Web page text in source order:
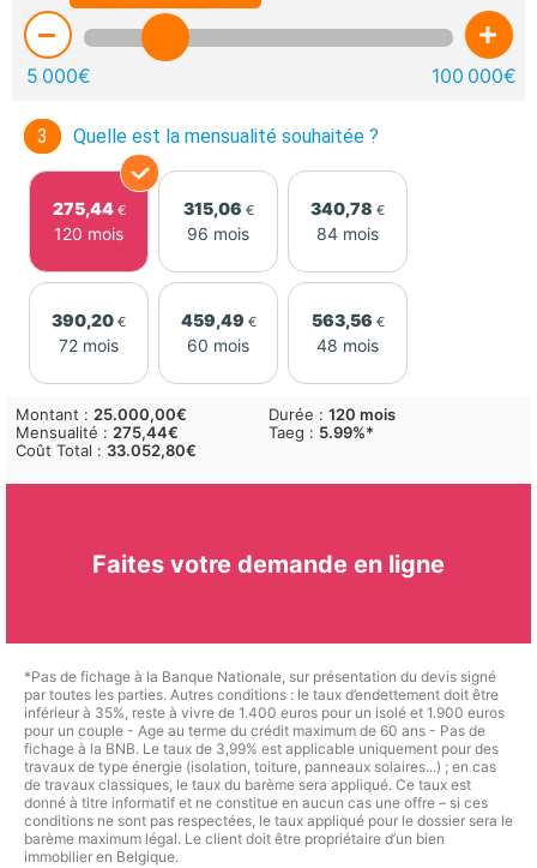
5 000€ 100 000€
3 Quelle est la mensualité souhaitée ?
275,44€
120 mois
315,06 €
96 mois
340,78 €
84 mois
390,20 €
72 mois
459,49 €
60 mois
563,56 €
48 mois
Montant : 25.000,00€ Durée : 120 mois
Mensualité : 275,44€ Taeg : 5.99%*
Coût Total : 33.052,80€
Faites votre demande en ligne
*Pas de fichage à la Banque Nationale, sur présentation du devis signé
par toutes les parties. Autres conditions : le taux d’endettement doit être
inférieur à 35%, reste à vivre de 1.400 euros pour un isolé et 1.900 euros
pour un couple - Age au terme du crédit maximum de 60 ans - Pas de
fichage à la BNB. Le taux de 3,99% est applicable uniquement pour des
travaux de type énergie (isolation, toiture, panneaux solaires...) ; en cas
de travaux classiques, le taux du barème sera appliqué. Ce taux est
donné à titre informatif et ne constitue en aucun cas une offre – si ces
conditions ne sont pas respectées, le taux appliqué pour le dossier sera le
barème maximum légal. Le client doit être propriétaire d’un bien
immobilier en Belgique.